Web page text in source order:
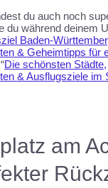
du auch noch
du während deinem
Baden-
& Geheimtipps für
Die schönsten Städte,
& Ausflugsziele im
am